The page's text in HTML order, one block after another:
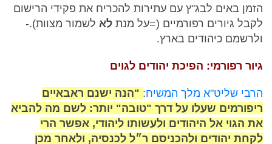
הזמן באים לבג"ץ עם עתירות להכריח את פקידי הרישום
לקבל גיורים רפורמיים (=על מנת לא לשמור מצוות).-
ולרשמם כיהודים בארץ.
גיור רפורמי: הפיכת יהודים לגוים
הרבי שליט"א מלך המשיח: "הנה ישנם ראבאיים
ריפורמים שעלו על דרך "טובה" יותר: לשם מה להביא
את הגוי אל היהודים ולעשותו ליהודי, אפשר הרי
לקחת יהודים ולהכניסם ר״ל לכנסיה, ולאחר מכן